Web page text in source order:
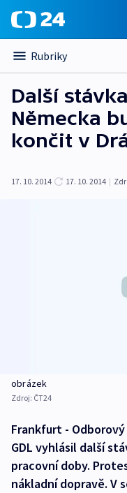
Rubriky
Další
Německa
končit v
17. 10. 2014 17. 10. 2014 |
obrázek
Zdroj: ČT24
Frankfurt -
GDL vyhlásil další
pracovní doby.
nákladní dopravě. V